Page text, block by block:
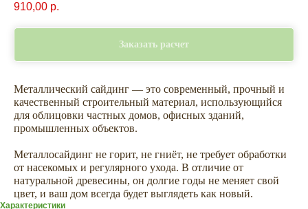
910,00 р.
Заказать расчет
Металлический сайдинг — это современный, прочный и
качественный строительный материал, использующийся
для облицовки частных домов, офисных зданий,
промышленных объектов.
Металлосайдинг не горит, не гниёт, не требует обработки
от насекомых и регулярного ухода. В отличие от
натуральной древесины, он долгие годы не меняет свой
цвет, и ваш дом всегда будет выглядеть как новый.
Характеристики